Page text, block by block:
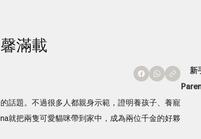
滿載
話題。不過很多人都親身示範，證明養孩子、養寵
就把兩隻可愛貓咪帶到家中，成為兩位千金的好夥
新